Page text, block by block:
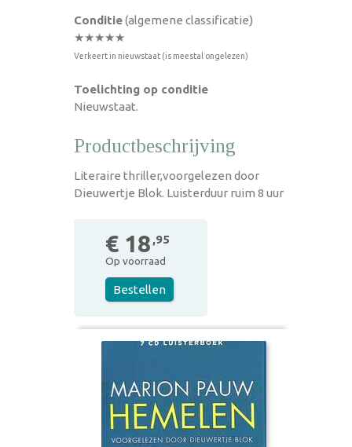
Conditie(algemene classificatie)
★★★★★
Verkeert in nieuwstaat (is meestal ongelezen)
Toelichting op conditie
Nieuwstaat.
Productbeschrijving
Literaire thriller,voorgelezen door
Dieuwertje Blok. Luisterduur ruim 8 uur
€ 18 ,95
Op voorraad
Bestellen